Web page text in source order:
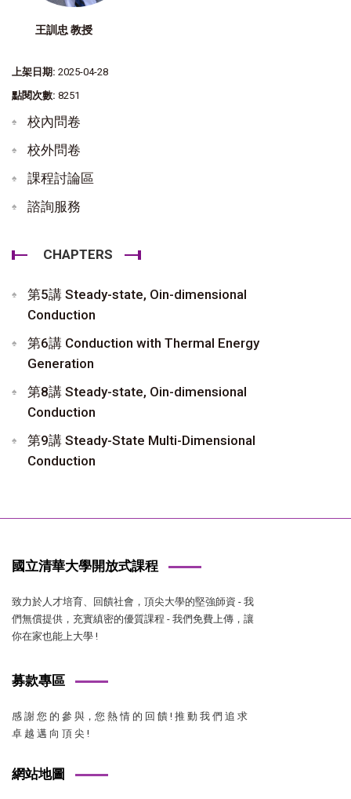
王訓忠 教授
上架日期: 2025-04-28
點閱次數: 8251
校內問卷
校外問卷
課程討論區
諮詢服務
CHAPTERS
第5講 Steady-state, Oin-dimensional
Conduction
第6講 Conduction with Thermal Energy
Generation
第8講 Steady-state, Oin-dimensional
Conduction
第9講 Steady-State Multi-Dimensional
Conduction
國立清華大學開放式課程
致力於人才培育、回饋社會，頂尖大學的堅強師資 - 我
們無償提供，充實縝密的優質課程 - 我們免費上傳，讓
你在家也能上大學 !
募款專區
感 謝 您 的 參 與，您 熱 情 的 回 饋 ! 推 動 我 們 追 求
卓 越 邁 向 頂 尖 !
網站地圖